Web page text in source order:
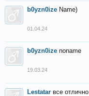
b0yzn0ize Name)
01.04.24
b0yzn0ize noname
19.03.24
Lestatar все отлично